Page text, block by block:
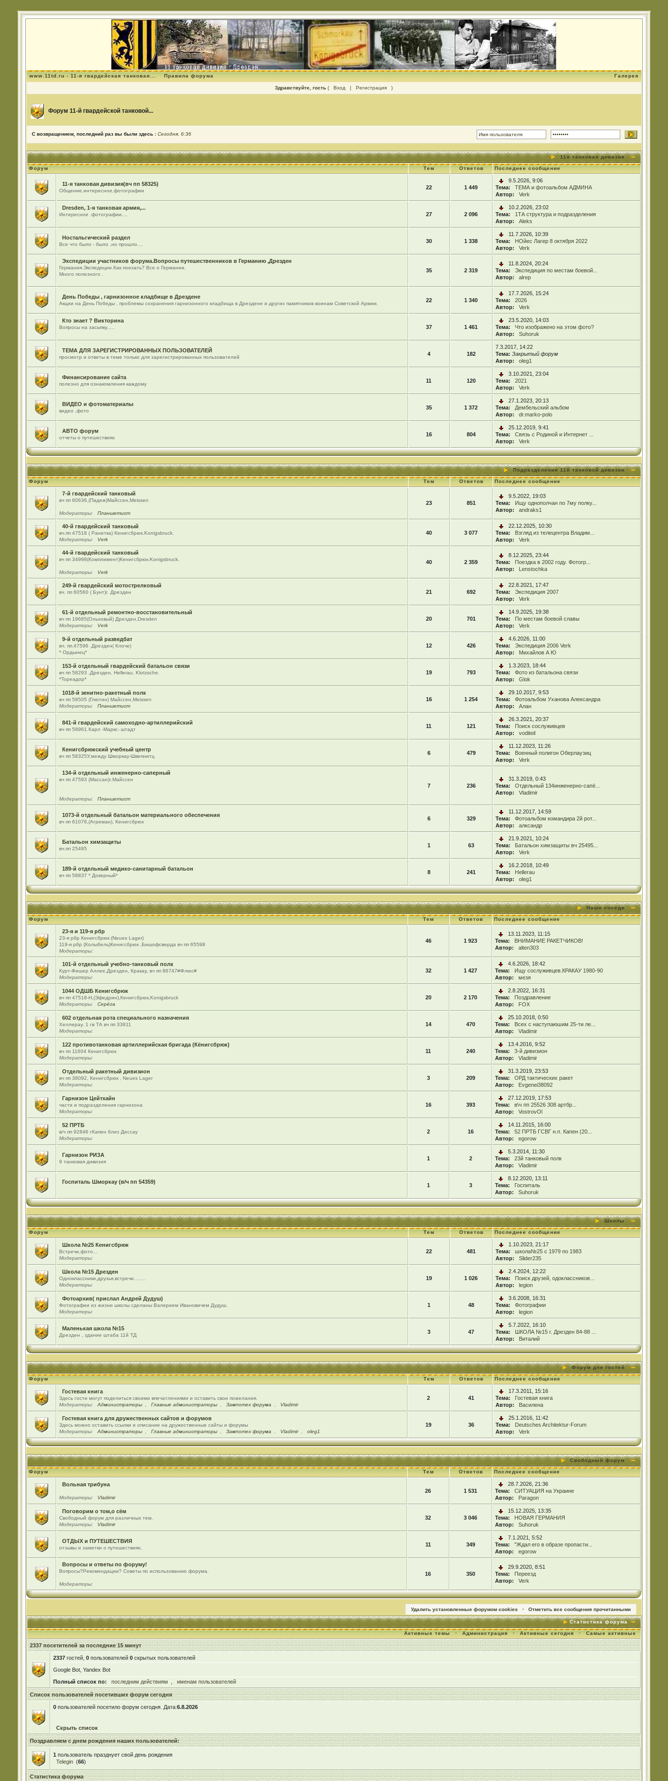
www.11td.ru - 11-я гвардейская танковая... Правила форума Галерея
Здравствуйте, гость ( Вход | Регистрация )
Форум 11-й гвардейской танковой...
С возвращением, последний раз вы были здесь : Сегодня, 6:36
11я танковая дивизия
Форум Тем Ответов Последнее сообщение
11-я танковая дивизия(вч пп 58325)
Общение,интересное,фотографии
22 1 449
9.5.2026, 9:06
Тема:
ТЕМА и фотоальбом АДМИНА
Автор:
Verk
Dresden, 1-я танковая армия,...
Интересное .фотографии.... 27 2 096
10.2.2026, 23:02
Тема:
1ТА структура и подразделения
Автор:
Aleks
Ностальгический раздел
Все что было - было ,но прошло....
30 1 338
11.7.2026, 10:39
Тема:
НОйес Лагер 8 октября 2022
Автор:
Verk
Экспедиции участников форума.Вопросы путешественников в Германию ,Дрезден
Германия.Экспедиции.Как поехать? Все о Германии.
Много полезного .
35 2 319
11.8.2024, 20:24
Тема:
Экспедиция по местам боевой...
Автор:
alrep
День Победы , гарнизонное кладбище в Дрездене
Акции на День Победы , проблемы сохранения гарнизонного кладбища в Дрездене и других памятников воинам Советской Армии.
22 1 340
17.7.2026, 15:24
Тема:
2026
Автор:
Verk
Кто знает ? Викторина
Вопросы на засыпку..... 37 1 461
23.5.2020, 14:03
Тема:
Что изображено на этом фото?
Автор:
Suhoruk
ТЕМА ДЛЯ ЗАРЕГИСТРИРОВАННЫХ ПОЛЬЗОВАТЕЛЕЙ
просмотр и ответы в теме только для зарегистрированных пользователей
4 182
7.3.2017, 14:22
Тема: Закрытый форум
Автор:
oleg1
Финансирование сайта
полезно для ознакомления каждому
11 120
3.10.2021, 23:04
Тема:
2021
Автор:
Verk
ВИДЕО и фотоматериалы
видео ,фото
35 1 372
27.1.2023, 20:13
Тема:
Дембельский альбом
Автор:
dr.marko-polo
АВТО форум
отчеты о путешествиях
16 804
25.12.2019, 9:41
Тема:
Связь с Родиной и Интернет ...
Автор:
Verk
Подразделения 11й танковой дивизии
Форум Тем Ответов Последнее сообщение
7-й гвардейский танковый
вч пп 60636,(Падеж)Майсcен,Meissen
Модераторы: Планшетист
23 851
9.5.2022, 19:03
Тема:
Ищу однополчан по 7му полку...
Автор:
andraks1
40-й гвардейский танковый
вч.пп 47518 ( Ранетка) Кенигсбрюк.Konigsbruck.
Модераторы:
Verk
40 3 077
22.12.2025, 10:30
Тема:
Взгляд из телецентра Владим...
Автор:
Verk
44-й гвардейский танковый
вч пп 34998(Комплимент)Кенигсбрюк.Konigsbruck.
Модераторы: Verk
40 2 359
8.12.2025, 23:44
Тема:
Поездка в 2002 году. Фотогр...
Автор:
Lenstochka
249-й гвардейский мотострелковый
вч. пп 60560 ( Бунт)г. Дрезден 21 692
22.8.2021, 17:47
Тема:
Экспедиция 2007
Автор:
Verk
61-й отдельный ремонтно-восстановительный
вч пп 19685(Ольховый) Дрезден,Dresden
Модераторы:
Verk
20 701
14.9.2025, 19:38
Тема:
По местам боевой славы
Автор:
Verk
9-й отдельный разведбат
вч. пп.47596 .Дрезден( Клоче)
* Ордынец*
12 426
4.6.2026, 11:00
Тема:
Экспедиция 2006 Verk
Автор:
Михайлов А Ю
153-й отдельный гвардейский батальон связи
вч пп 58293 ,Дрезден, Hellerau, Klotzsche.
*Тореадор*
19 793
1.3.2023, 18:44
Тема:
Фото из батальона связи
Автор:
Glok
1018-й зенитно-ракетный полк
вч пп 58505 (Глютин) Майсcен,Meissen
Модераторы:
Планшетист
16 1 254
29.10.2017, 9:53
Тема:
Фотоальбом Уханова Александра
Автор:
Алан
841-й гвардейский самоходно-артиллерийский
вч пп 58961.Карл -Маркс- штадт
11 121
26.3.2021, 20:37
Тема:
Поиск сослуживцев
Автор:
voditeil
Кенигсбрюкский учебный центр
вч пп 58325У,между Шморкау-Швепнитц
6 479
11.12.2023, 11:26
Тема:
Военный полигон Оберлаузиц
Автор:
Verk
134-й отдельный инженерно-саперный
вч пп 47593 (Массан)г.Майссен
Модераторы: Планшетист
7 236
31.3.2019, 0:43
Тема:
Отдельный 134инженерно-сапё...
Автор:
Vladimir
1073-й отдельный батальон материального обеспечения
вч пп 61076,(Агреман), Кенигсбрюк
6 329
11.12.2017, 14:59
Тема:
Фотоальбом командира 2й рот...
Автор:
алксандр
Батальон химзащиты
вч.пп 25495
1 63
21.9.2021, 10:24
Тема:
Батальон химзащиты вч 25495...
Автор:
Verk
189-й отдельный медико-санитарный батальон
вч пп 58837 * Докерный*
8 241
16.2.2018, 10:49
Тема:
Hellerau
Автор:
oleg1
Наши соседи
Форум Тем Ответов Последнее сообщение
23-я и 119-я рбр
23-я рбр Кенигсбрюк (Neues Lager)
119-я рбр (Колыбель)Кенигсбрюк ,Бишофсверда вч пп 65598
Модераторы:
46 1 923
13.11.2023, 11:15
Тема:
ВНИМАНИЕ РАКЕТЧИКОВ!
Автор:
alten303
101-й отдельный учебно-танковый полк
Курт-Фишер Аллее,Дрезден, Кракау, вч пп 86747#Флюс#
Модераторы:
32 1 427
4.6.2026, 18:42
Тема:
Ищу сослуживцев.КРАКАУ 1980-90
Автор:
мезя
1044 ОДШБ Кенигсбрюк
вч пп 47518-Н,(Эфедрин),Кенигсбрюк,Konigsbruck
Модераторы:
Серёга
20 2 170
2.8.2022, 16:31
Тема:
Поздравление
Автор:
FOX
602 отдельная рота специального назначения
Хеллерау. 1 гв ТА вч пп 33811
Модераторы:
14 470
25.10.2018, 0:50
Тема:
Всех с наступаюшим 25-ти ле...
Автор:
Vladimir
122 противотанковая артиллерийская бригада (Кёнигсбрюк)
вч пп 11604 Кенигсбрюк
Модераторы:
11 240
13.4.2016, 9:52
Тема:
3-й дивизион
Автор:
Vladimir
Отдельный ракетный дивизион
вч пп 38092, Кенигсбрюк , Neues Lager
Модераторы:
3 209
31.3.2019, 23:53
Тема:
ОРД тактических ракет
Автор:
Evgenei38092
Гарнизон Цейтхайн
части и подразделения гарнизона
Модераторы:
16 393
27.12.2019, 17:53
Тема:
в\ч пп 25526 308 артбр...
Автор:
VostrovOl
52 ПРТБ
в/ч пп 92846 гКапен близ Дессау
Модераторы:
2 16
14.11.2015, 16:00
Тема:
52 ПРТБ ГСВГ н.п. Капен (20...
Автор:
egorow
Гарнизон РИЗА
9 танковая дивизия
1 2
5.3.2014, 11:30
Тема:
23й танковый полк
Автор:
Vladimir
Госпиталь Шморкау (в/ч пп 54359)
1 3
8.12.2020, 13:11
Тема:
Госпиталь
Автор:
Suhoruk
Школы
Форум Тем Ответов Последнее сообщение
Школа №25 Кенигсбрюк
Встречи,фото...
Модераторы:
22 481
1.10.2023, 21:17
Тема:
школа№25 с 1979 по 1983
Автор:
Slider235
Школа №15 Дрезден
Одноклассники,друзья,встречи........
Модераторы:
19 1 026
2.4.2024, 12:22
Тема:
Поиск друзей, одоклассников...
Автор:
legion
Фотоархив( прислал Андрей Дудуш)
Фотографии из жизни школы сделаны Валерием Ивановичем Дудуш.
Модераторы:
1 48
3.6.2008, 16:31
Тема:
Фотографии
Автор:
legion
Маленькая школа №15
Дрезден , здание штаба 11й ТД
3 47
5.7.2022, 16:10
Тема:
ШКОЛА №15 г. Дрезден 84-88 ...
Автор:
Виталий
Форум для гостей
Форум Тем Ответов Последнее сообщение
Гостевая книга
Здесь гости могут поделиться своими впечатлениями и оставить свои пожелания.
Модераторы:
Администраторы Главные администраторы Зампотех форума Vladimir
2 41
17.3.2011, 15:16
Тема:
Гостевая книга
Автор:
Василена
Гостевая книга для дружественных сайтов и форумов
Здесь можно оставить ссылки и описание на дружественные сайты и форумы
Модераторы:
Администраторы Главные администраторы Зампотех форума Vladimir oleg1
19 36
25.1.2016, 11:42
Тема:
Deutsches Architektur-Forum
Автор:
Verk
Свободный форум
Форум Тем Ответов Последнее сообщение
Вольная трибуна
Модераторы: Vladimir
26 1 531
28.7.2026, 21:36
Тема:
СИТУАЦИЯ на Украине
Автор:
Paragon
Поговорим о том,о сём
Свободный форум для различных тем.
Модераторы:
Vladimir
32 3 046
15.12.2025, 13:35
Тема:
НОВАЯ ГЕРМАНИЯ
Автор:
Suhoruk
ОТДЫХ и ПУТЕШЕСТВИЯ
отзывы и заметки о путешествиях.
11 349
7.1.2021, 5:52
Тема:
"Ждал его в образе пропасти...
Автор:
egorow
Вопросы и ответы по форуму!
Вопросы?Рекомендации? Советы по использованию форума.
Модераторы:
16 350
29.9.2020, 8:51
Тема:
Переезд
Автор:
Verk
Удалить установленные форумом cookies · Отметить все сообщения прочитанными
Статистика форума
Активные темы · Администрация · Активные сегодня · Самые активные
2337 посетителей за последние 15 минут
2337гостей, 0пользователей 0скрытых пользователей
Google Bot, Yandex Bot
Полный список по:
последним действиям именам пользователей
Список пользователей посетивших форум сегодня
0пользователей посетило форум сегодня. Дата:6.8.2026
Скрыть список
Поздравляем с днем рождения наших пользователей:
1 пользователь празднует свой день рождения
Telegin (66)
Статистика форума